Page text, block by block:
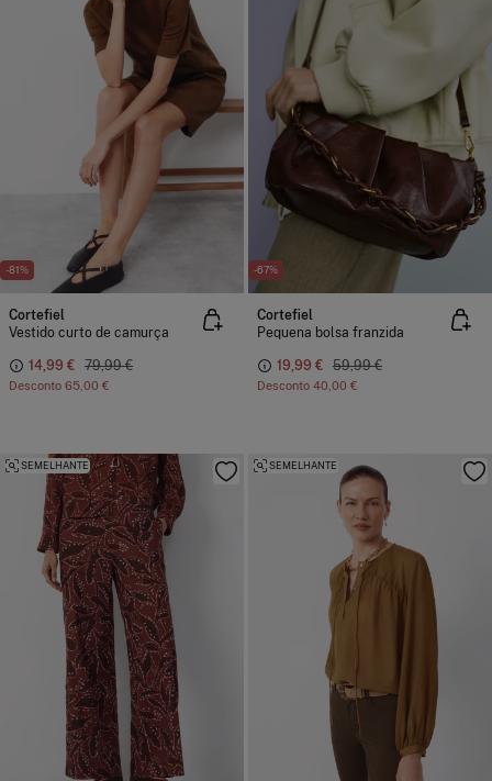
-81%
Cortefiel
Vestido curto de camurça
14,99 € 79,99 €
Desconto 65,00 €
-67%
Cortefiel
Pequena bolsa franzida
19,99 € 59,99 €
Desconto 40,00 €
SEMELHANTE SEMELHANTE